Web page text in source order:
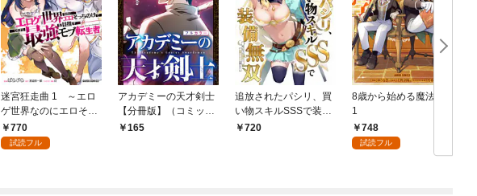
迷宮狂走曲 1 ～エロ
ゲ世界なのにエロそっ
ちのけでひたすら最強
を目指すモブ転生者～
770
試読フル
アカデミーの天才剣士
【分冊版】（コミッ
ク） １話【フルカラ
165
追放されたパシリ、買
い物スキルSSSで装備
無双 ～買ったモノを
720
8歳から始める魔法学
1
748
試読フル